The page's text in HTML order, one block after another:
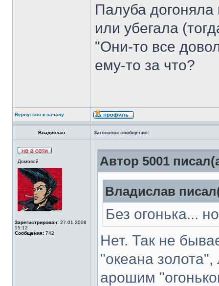
Палуба
или убегала
"Они-то все
ему-то за что?
Вернуться к началу
Владислав Заголовок сообщения:
Домовой
Зарегистрирован: 27.01.2008
15:12
Сообщения: 742
Автор 5001
Владислав
Без огонька...
Нет. Так не
"океана
арошим